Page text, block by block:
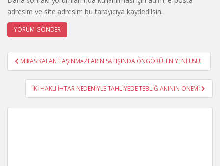
adresim ve site adresim bu tarayıcıya kaydedilsin.
Yazı
gezinmesi
MİRAS KALAN TAŞINMAZLARIN SATIŞINDA ÖNGÖRÜLEN YENİ USUL
İKİ HAKLI İHTAR NEDENİYLE TAHLİYEDE TEBLİĞ ANININ ÖNEMİ